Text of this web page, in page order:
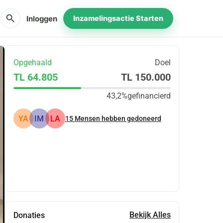
search Inloggen Inzamelingsactie Starten
Opgehaald Doel
TL 64.805 TL 150.000
43,2%gefinancierd
YA IM LA 15 Mensen hebben gedoneerd
Donaties Bekijk Alles